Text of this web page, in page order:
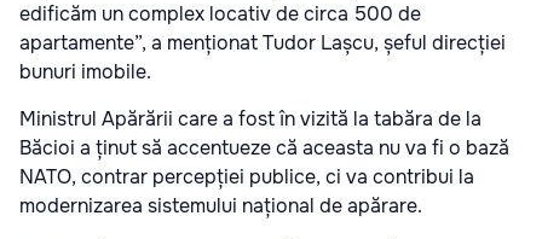
edificăm un complex locativ de circa 500 de
apartamente”, a menționat Tudor Lașcu, șeful direcției
bunuri imobile.
Ministrul Apărării care a fost în vizită la tabăra de la
Băcioi a ținut să accentueze că aceasta nu va fi o bază
NATO, contrar percepției publice, ci va contribui la
modernizarea sistemului național de apărare.